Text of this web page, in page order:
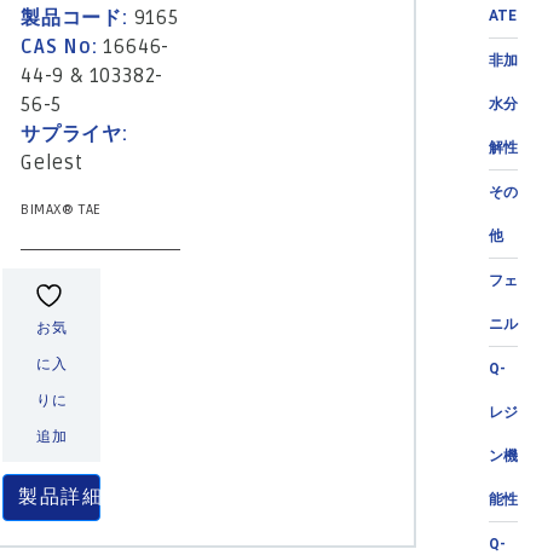
ATE
非加
水分
解性
その
他
フェ
ニル
Q-
レジ
ン機
能性
Q-
製品コード: 9165
CAS No:16646-
44-9 & 103382-
56-5
サプライヤ:
Gelest
BIMAX® TAE
お気
に入
りに
追加
製品詳細